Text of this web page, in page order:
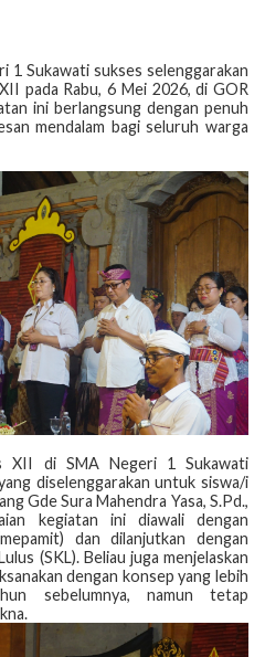
1 Sukawati sukses selenggarakan
pada Rabu, 6 Mei 2026, di GOR
ini berlangsung dengan penuh
mendalam bagi seluruh warga
XII di SMA Negeri 1 Sukawati
diselenggarakan untuk siswa/i
Gde Sura Mahendra Yasa, S.Pd.,
kegiatan ini diawali dengan
dan dilanjutkan dengan
(SKL). Beliau juga menjelaskan
dengan konsep yang lebih
sebelumnya, namun tetap